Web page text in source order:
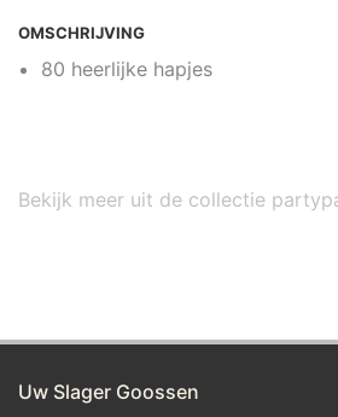
OMSCHRIJVING
80 heerlijke hapjes
Bekijk meer uit de collectie
Uw Slager Goossen